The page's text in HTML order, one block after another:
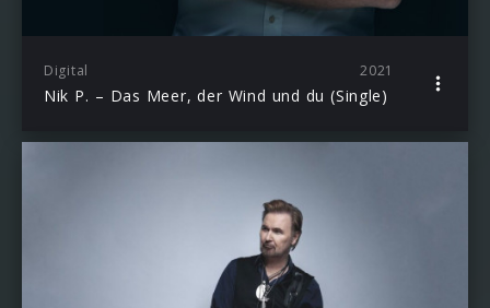
Digital 2021
Nik P. – Das Meer, der Wind und du (Single)